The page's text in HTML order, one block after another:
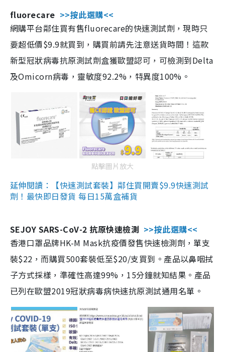
fluorecare >>按此選購<<
網購平台鄰住買有售fluorecare的快速測試劑，現時只
要超低價$9.9就買到，購買前請先注意送貨時間！這款
新型冠狀病毒抗原測試劑盒獲歐盟認可，可檢測到Delta
及Omicorn病毒，靈敏度92.2%，特異度100%。
點擊圖片放大
延伸閱讀：【快速測試套裝】鄰住買開賣$9.9快速測試
劑！最快即日發貨 每日15萬盒補貨
SEJOY SARS-CoV-2 抗原快速檢測 >>按此選購<<
香港口罩品牌HK-M Mask抗疫價發售快速檢測劑，單支
裝$22，而購買500套裝低至$20/支買到。產品以鼻咽拭
子方式採樣，準確性高達99%，15分鐘就知結果。產品
已列在歐盟2019冠狀病毒病快速抗原測試通用名單。